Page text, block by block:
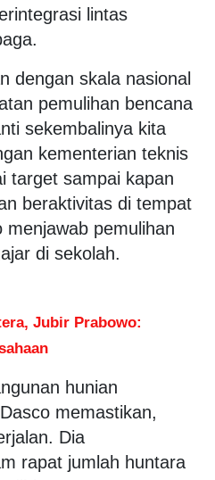
lintas
dengan skala nasional
pemulihan bencana
sekembalinya kita
kementerian teknis
target sampai kapan
beraktivitas di tempat
pemulihan
di sekolah.
Jubir Prabowo:
hunian
memastikan,
Dia
rapat jumlah huntara